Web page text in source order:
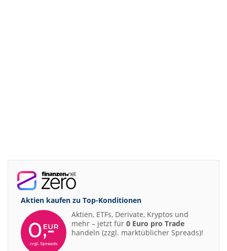
Aktien kaufen zu Top-Konditionen
Aktien, ETFs, Derivate, Kryptos und
mehr – jetzt für 0 Euro pro Trade
handeln (zzgl. marktüblicher Spreads)!